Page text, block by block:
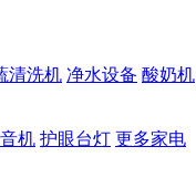
清洗机 净水设备 酸奶机
机 护眼台灯 更多家电